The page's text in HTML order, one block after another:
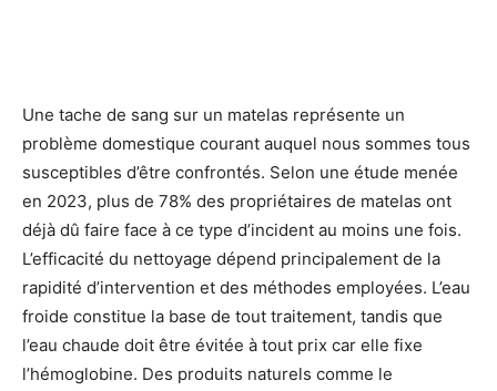
Une tache de sang sur un matelas représente un
problème domestique courant auquel nous sommes tous
susceptibles d’être confrontés. Selon une étude menée
en 2023, plus de 78% des propriétaires de matelas ont
déjà dû faire face à ce type d’incident au moins une fois.
L’efficacité du nettoyage dépend principalement de la
rapidité d’intervention et des méthodes employées. L’eau
froide constitue la base de tout traitement, tandis que
l’eau chaude doit être évitée à tout prix car elle fixe
l’hémoglobine. Des produits naturels comme le